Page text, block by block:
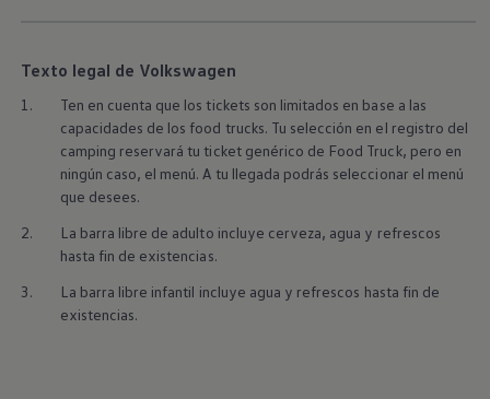
Texto legal de Volkswagen
1.
Ten en cuenta que los tickets son limitados en base a las
capacidades de los food trucks. Tu selección en el registro del
camping reservará tu ticket genérico de Food Truck, pero en
ningún caso, el menú. A tu llegada podrás seleccionar el menú
que desees.
2.
La barra libre de adulto incluye cerveza, agua y refrescos
hasta fin de existencias.
3.
La barra libre infantil incluye agua y refrescos hasta fin de
existencias.